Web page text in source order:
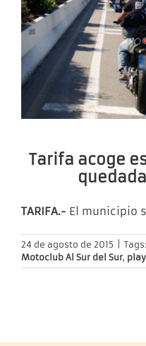
Tarifa acoge
TARIFA.- El municipio
24 de agosto de 2015 Tags:
Motoclub Al Sur del Sur,